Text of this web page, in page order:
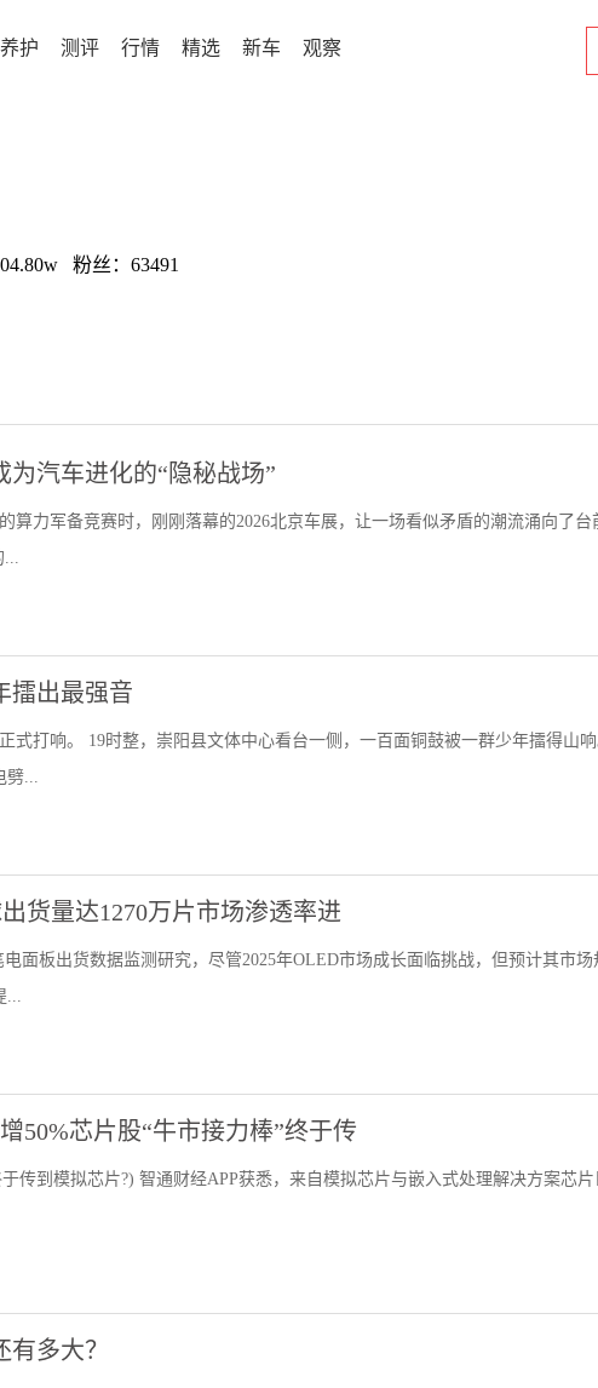
养护 测评 行情 精选 新车 观察
粉丝：63491
汽车进化的“隐秘战场”
算力军备竞赛时，刚刚落幕的2026北京车展，让一场看似矛盾的潮流涌向了台
...
擂出最强音
式打响。 19时整，崇阳县文体中心看台一侧，一百面铜鼓被一群少年擂得山响
劈...
货量达1270万片市场渗透率进
面板出货数据监测研究，尽管2025年OLED市场成长面临挑战，但预计其市场
...
50%芯片股“牛市接力棒”终于传
传到模拟芯片?) 智通财经APP获悉，来自模拟芯片与嵌入式处理解决方案芯片
多大？